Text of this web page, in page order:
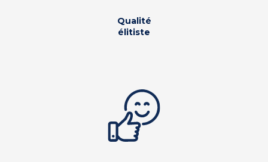
Qualité
élitiste